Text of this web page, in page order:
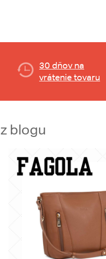
30 dňov na
vrátenie tovaru
blogu